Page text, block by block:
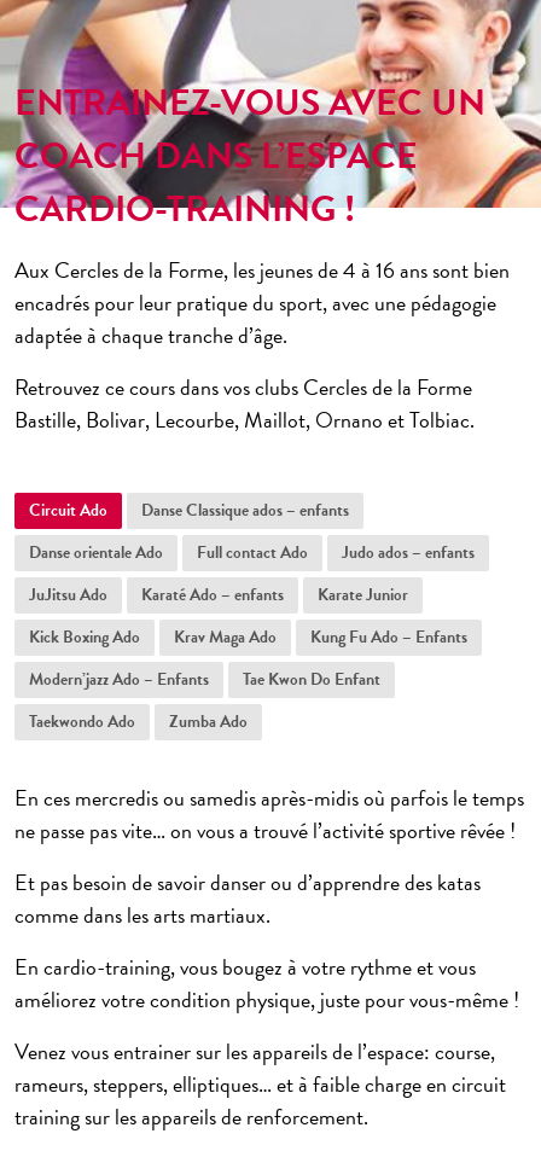
Cherche Midi 6
Cadet 9 ème
Saint-Lazare 9ème
Magenta 10ème
Charonne 11
Bastille 12ème
Nation 12
Picpus 12
Tolbiac 13ème
Raspail 14
ème
Saint-Jacques 14
ème
Lecourbe 15ème
Ptede Versailles 15ème
Dauphine 16ème
Batignolles 17ème
Maillot 17 ème
Montmartre 18ème
Ornano 18ème
Championnet 18ème
Bolivar 19ème
ème
Châtillon 92
Bien-être
Arts Martiaux
Pilates – Yoga
Danses
Running
Mini-club
Small group
Juniors – Ados
ENTRAINEZ-VOUS AVEC UN
COACH DANS L’ESPACE
CARDIO-TRAINING !
Aux Cercles de la Forme, les jeunes de 4 à 16 ans sont bien
encadrés pour leur pratique du sport, avec une pédagogie
adaptée à chaque tranche d’âge.
Retrouvez ce cours dans vos clubs Cercles de la Forme
Bastille, Bolivar, Lecourbe, Maillot, Ornano et Tolbiac.
Circuit Ado
Danse Classique ados – enfants
Danse orientale Ado
Full contact Ado
Judo ados – enfants
JuJitsu Ado
Karaté Ado – enfants
Karate Junior
Kick Boxing Ado
Krav Maga Ado
Kung Fu Ado – Enfants
Modern’jazz Ado – Enfants
Tae Kwon Do Enfant
Taekwondo Ado
Zumba Ado
En ces mercredis ou samedis après-midis où parfois le temps
ne passe pas vite… on vous a trouvé l’activité sportive rêvée !
Et pas besoin de savoir danser ou d’apprendre des katas
comme dans les arts martiaux.
Encardio-training, vous bougez à votre rythme et vous
améliorez votre condition physique, juste pour vous-même !
Venez vous entrainer sur les appareils de l’espace: course,
rameurs, steppers, elliptiques… et à faible charge en circuit
training sur les appareils de renforcement.